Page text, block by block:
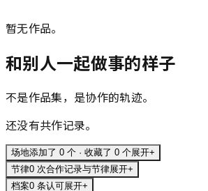
暂无作品。
和别人一起做事的样子
不是作品集，是协作的轨迹。
还没有共作记录。
场地添加了 0 个 · 收藏了 0 个展开+
节律0 次合作记录与节律展开+
档案0 条认可展开+